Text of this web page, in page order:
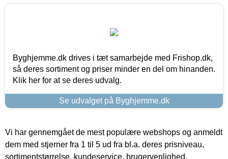
Byghjemme.dk drives i tæt samarbejde med Frishop.dk,
så deres sortiment og priser minder en del om hinanden.
Klik her for at se deres udvalg.
Se udvalget på Byghjemme.dk
Vi har gennemgået de mest populære webshops og anmeldt
dem med stjerner fra 1 til 5 ud fra bl.a. deres prisniveau,
sortimentstørrelse, kundeservice, brugervenlighed,